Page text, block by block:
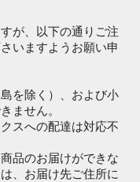
が、以下の通りご注
いますようお願い申
を除く）、および小
ません。
スへの配達は対応不
品のお届けができな
、お届け先ご住所に